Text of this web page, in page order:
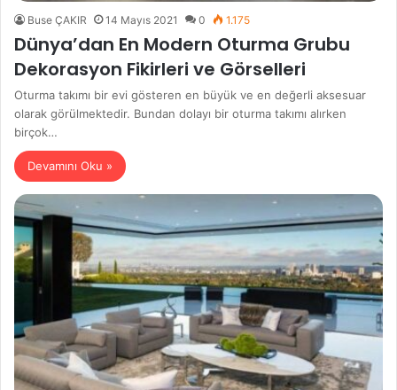
Buse ÇAKIR 14 Mayıs 2021 0 1.175
Dünya’dan En Modern Oturma Grubu
Dekorasyon Fikirleri ve Görselleri
Oturma takımı bir evi gösteren en büyük ve en değerli aksesuar
olarak görülmektedir. Bundan dolayı bir oturma takımı alırken
birçok…
Devamını Oku »